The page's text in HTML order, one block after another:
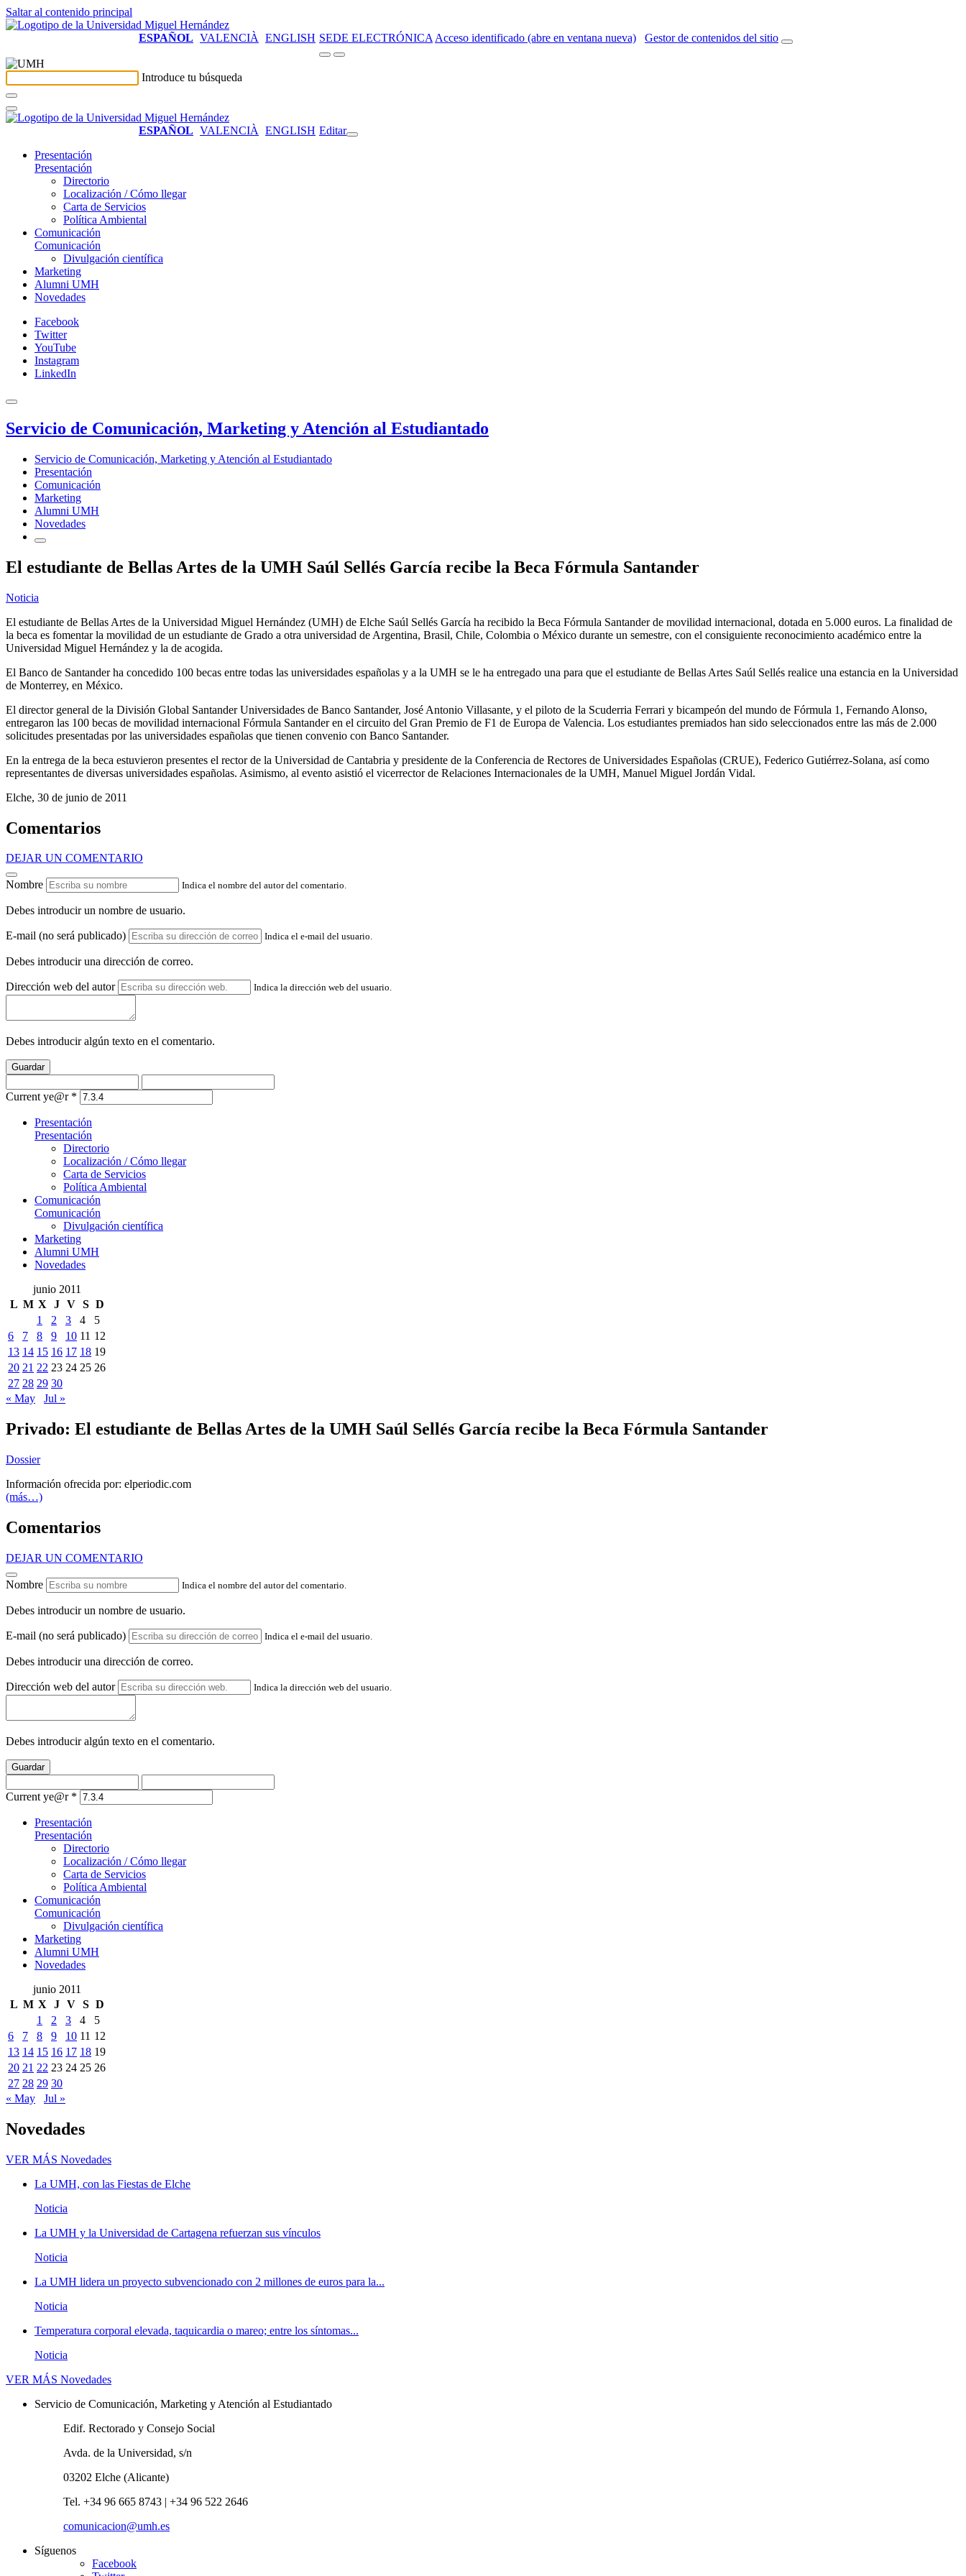
Saltar al contenido principal
ESPAÑOL VALENCIÀ ENGLISH SEDE ELECTRÓNICA Acceso identificado (abre en ventana nueva) Gestor de contenidos del sitio
Introduce tu búsqueda
ESPAÑOL VALENCIÀ ENGLISH Editar
Presentación
Presentación
Directorio
Localización / Cómo llegar
Carta de Servicios
Política Ambiental
Comunicación
Comunicación
Divulgación científica
Marketing
Alumni UMH
Novedades
Facebook
Twitter
YouTube
Instagram
LinkedIn
Servicio de Comunicación, Marketing y Atención al Estudiantado
Servicio de Comunicación, Marketing y Atención al Estudiantado
Presentación
Comunicación
Marketing
Alumni UMH
Novedades
El estudiante de Bellas Artes de la UMH Saúl Sellés García recibe la Beca Fórmula Santander
Noticia
El estudiante de Bellas Artes de la Universidad Miguel Hernández (UMH) de Elche Saúl Sellés García ha recibido la Beca Fórmula Santander de movilidad internacional, dotada en 5.000 euros. La finalidad de
la beca es fomentar la movilidad de un estudiante de Grado a otra universidad de Argentina, Brasil, Chile, Colombia o México durante un semestre, con el consiguiente reconocimiento académico entre la
Universidad Miguel Hernández y la de acogida.
El Banco de Santander ha concedido 100 becas entre todas las universidades españolas y a la UMH se le ha entregado una para que el estudiante de Bellas Artes Saúl Sellés realice una estancia en la Universidad
de Monterrey, en México.
El director general de la División Global Santander Universidades de Banco Santander, José Antonio Villasante, y el piloto de la Scuderria Ferrari y bicampeón del mundo de Fórmula 1, Fernando Alonso,
entregaron las 100 becas de movilidad internacional Fórmula Santander en el circuito del Gran Premio de F1 de Europa de Valencia. Los estudiantes premiados han sido seleccionados entre las más de 2.000
solicitudes presentadas por las universidades españolas que tienen convenio con Banco Santander.
En la entrega de la beca estuvieron presentes el rector de la Universidad de Cantabria y presidente de la Conferencia de Rectores de Universidades Españolas (CRUE), Federico Gutiérrez-Solana, así como
representantes de diversas universidades españolas. Asimismo, al evento asistió el vicerrector de Relaciones Internacionales de la UMH, Manuel Miguel Jordán Vidal.
Elche, 30 de junio de 2011
Comentarios
DEJAR UN COMENTARIO
Nombre Indica el nombre del autor del comentario.
Debes introducir un nombre de usuario.
E-mail (no será publicado) Indica el e-mail del usuario.
Debes introducir una dirección de correo.
Dirección web del autor Indica la dirección web del usuario.
Debes introducir algún texto en el comentario.
Guardar
Current ye@r *
Presentación
Presentación
Directorio
Localización / Cómo llegar
Carta de Servicios
Política Ambiental
Comunicación
Comunicación
Divulgación científica
Marketing
Alumni UMH
Novedades
junio 2011
L M X J V S D
1
2 3 4
5
6
7 8 9 10 11 12
13 14 15 16 17 18 19
20 21 22 23 24 25 26
27 28 29 30
« May
Jul »
Privado: El estudiante de Bellas Artes de la UMH Saúl Sellés García recibe la Beca Fórmula Santander
Dossier
Información ofrecida por: elperiodic.com
(más…)
Comentarios
DEJAR UN COMENTARIO
Nombre Indica el nombre del autor del comentario.
Debes introducir un nombre de usuario.
E-mail (no será publicado) Indica el e-mail del usuario.
Debes introducir una dirección de correo.
Dirección web del autor Indica la dirección web del usuario.
Debes introducir algún texto en el comentario.
Guardar
Current ye@r *
Presentación
Presentación
Directorio
Localización / Cómo llegar
Carta de Servicios
Política Ambiental
Comunicación
Comunicación
Divulgación científica
Marketing
Alumni UMH
Novedades
junio 2011
L M X J V S D
1
2 3 4
5
6
7 8 9 10 11 12
13 14 15 16 17 18 19
20 21 22 23 24 25 26
27 28 29 30
« May
Jul »
Novedades
VER MÁS Novedades
La UMH, con las Fiestas de Elche
Noticia
La UMH y la Universidad de Cartagena refuerzan sus vínculos
Noticia
La UMH lidera un proyecto subvencionado con 2 millones de euros para la...
Noticia
Temperatura corporal elevada, taquicardia o mareo; entre los síntomas...
Noticia
VER MÁS Novedades
Servicio de Comunicación, Marketing y Atención al Estudiantado
Edif. Rectorado y Consejo Social
Avda. de la Universidad, s/n
03202 Elche (Alicante)
Tel. +34 96 665 8743 | +34 96 522 2646
comunicacion@umh.es
Síguenos
Facebook